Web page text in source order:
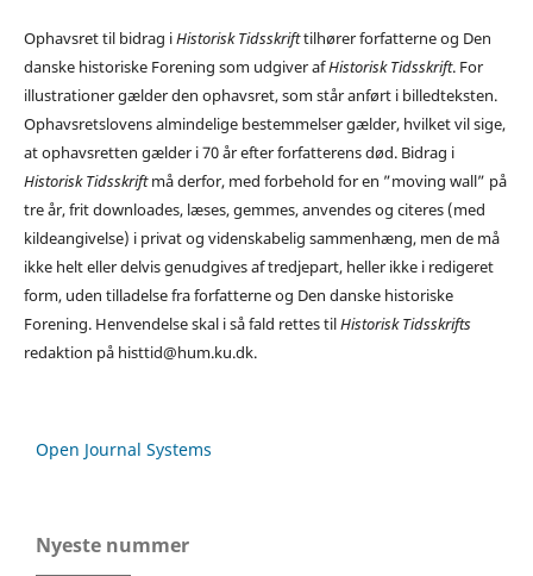
Ophavsret til bidrag iHistorisk Tidsskrifttilhører forfatterne og Den
danske historiske Forening som udgiver afHistorisk Tidsskrift. For
illustrationer gælder den ophavsret, som står anført i billedteksten.
Ophavsretslovens almindelige bestemmelser gælder, hvilket vil sige,
at ophavsretten gælder i 70 år efter forfatterens død. Bidrag i
Historisk Tidsskriftmå derfor, med forbehold for en ”moving wall” på
tre år, frit downloades, læses, gemmes, anvendes og citeres (med
kildeangivelse) i privat og videnskabelig sammenhæng, men de må
ikke helt eller delvis genudgives af tredjepart, heller ikke i redigeret
form, uden tilladelse fra forfatterne og Den danske historiske
Forening. Henvendelse skal i så fald rettes tilHistorisk Tidsskrifts
redaktion på histtid@hum.ku.dk.
Open Journal Systems
Nyeste nummer